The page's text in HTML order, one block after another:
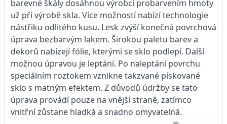
barevné škály dosáhnou výrobci probarvením hmoty
už při výrobě skla. Více možností nabízí technologie
nástřiku odlitého kusu. Lesk zvýší konečná povrchová
úprava bezbarvým lakem. Širokou paletu barev a
dekorů nabízejí fólie, kterými se sklo podlepí. Další
možnou úpravou je leptání. Po naleptání povrchu
speciálním roztokem vznikne takzvané pískované
sklo s matným efektem. Z důvodů údržby se tato
úprava provádí pouze na vnější straně, zatímco
vnitřní zůstane hladká a snadno omyvatelná.